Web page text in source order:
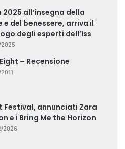
2025 all’insegna della
e del benessere, arriva il
degli esperti dell’Iss
2025
– Recensione
Festival, annunciati Zara
e i Bring Me the Horizon
2026